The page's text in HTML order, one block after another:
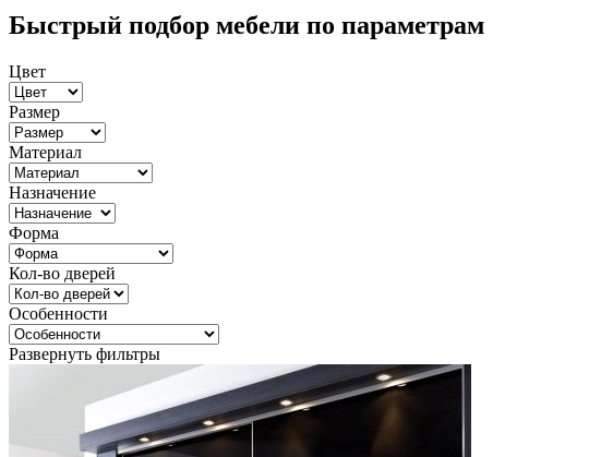
Быстрый подбор мебели по параметрам
Цвет
Размер
Материал
Назначение
Форма
Кол-во дверей
Особенности
Развернуть фильтры